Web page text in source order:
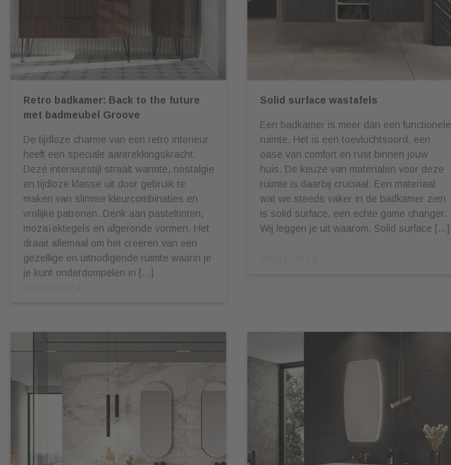
Retro badkamer: Back to the future
met badmeubel Groove
De tijdloze charme van een retro interieur
heeft een speciale aantrekkingskracht.
Deze interieurstijl straalt warmte, nostalgie
en tijdloze klasse uit door gebruik te
maken van slimme kleurcombinaties en
vrolijke patronen. Denk aan pasteltinten,
mozaïektegels en afgeronde vormen. Het
draait allemaal om het creëren van een
gezellige en uitnodigende ruimte waarin je
je kunt onderdompelen in […]
Solid surface wastafels
Een badkamer is meer dan een functionele
ruimte. Het is een toevluchtsoord, een
oase van comfort en rust binnen jouw
huis. De keuze van materialen voor deze
ruimte is daarbij cruciaal. Een materiaal
wat we steeds vaker in de badkamer zien
is solid surface, een echte game changer.
Wij leggen je uit waarom. Solid surface […]